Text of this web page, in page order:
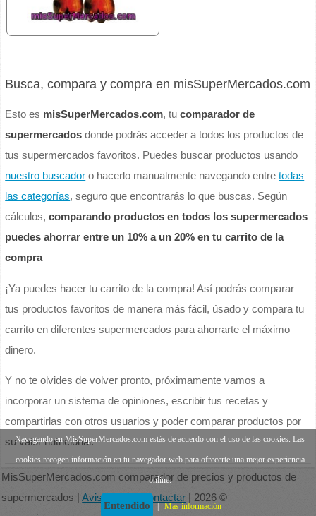
Busca, compara y compra en misSuperMercados.com
Esto es misSuperMercados.com, tucomparador de
supermercados donde podrás acceder a todos los productos de
tus supermercados favoritos. Puedes buscar productos usando
nuestro buscador o hacerlo manualmente navegando entretodas
las categorías, seguro que encontrarás lo que buscas. Según
cálculos,comparando productos en todos los supermercados
puedes ahorrar entre un 10% a un 20% en tu carrito de la
compra
¡Ya puedes hacer tu carrito de la compra! Así podrás comparar
tus productos favoritos de manera más fácil, úsado y compara tu
carrito en diferentes supermercados para ahorrarte el máximo
dinero.
Y no te olvides de volver pronto, próximamente vamos a
incorporar un sistema de opiniones, escribir tus recetas y
compartirlas con otros usuarios y poder comparar productos por
su valor nutricional.
MisSuperMercados.com comparador de precios y productos de
supermercados |Aviso legal Contactar | 2026 ©
Navegando en MisSuperMercados.com estás de acuerdo con el uso de las cookies. Las
cookies recogen información en tu navegador web para ofrecerte una mejor experiencia
online.
Entendido Más información